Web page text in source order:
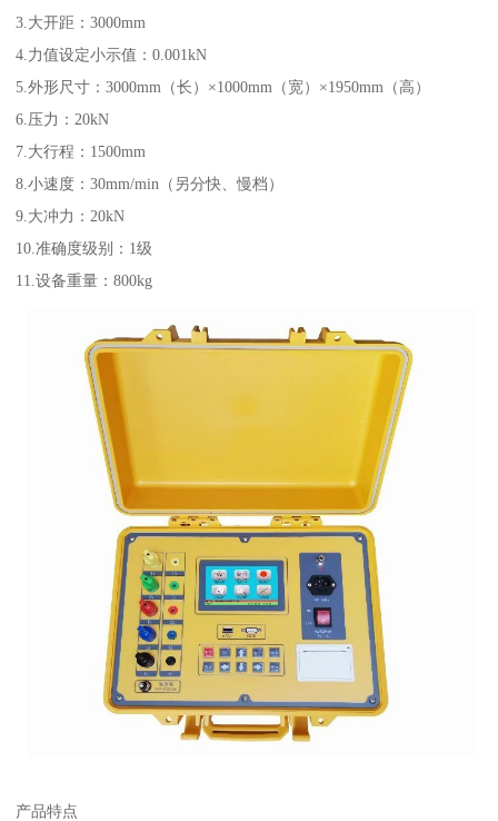
3.大开距：3000mm
4.力值设定小示值：0.001kN
5.外形尺寸：3000mm（长）×1000mm（宽）×1950mm（高）
6.压力：20kN
7.大行程：1500mm
8.小速度：30mm/min（另分快、慢档）
9.大冲力：20kN
10.准确度级别：1级
11.设备重量：800kg
产品特点